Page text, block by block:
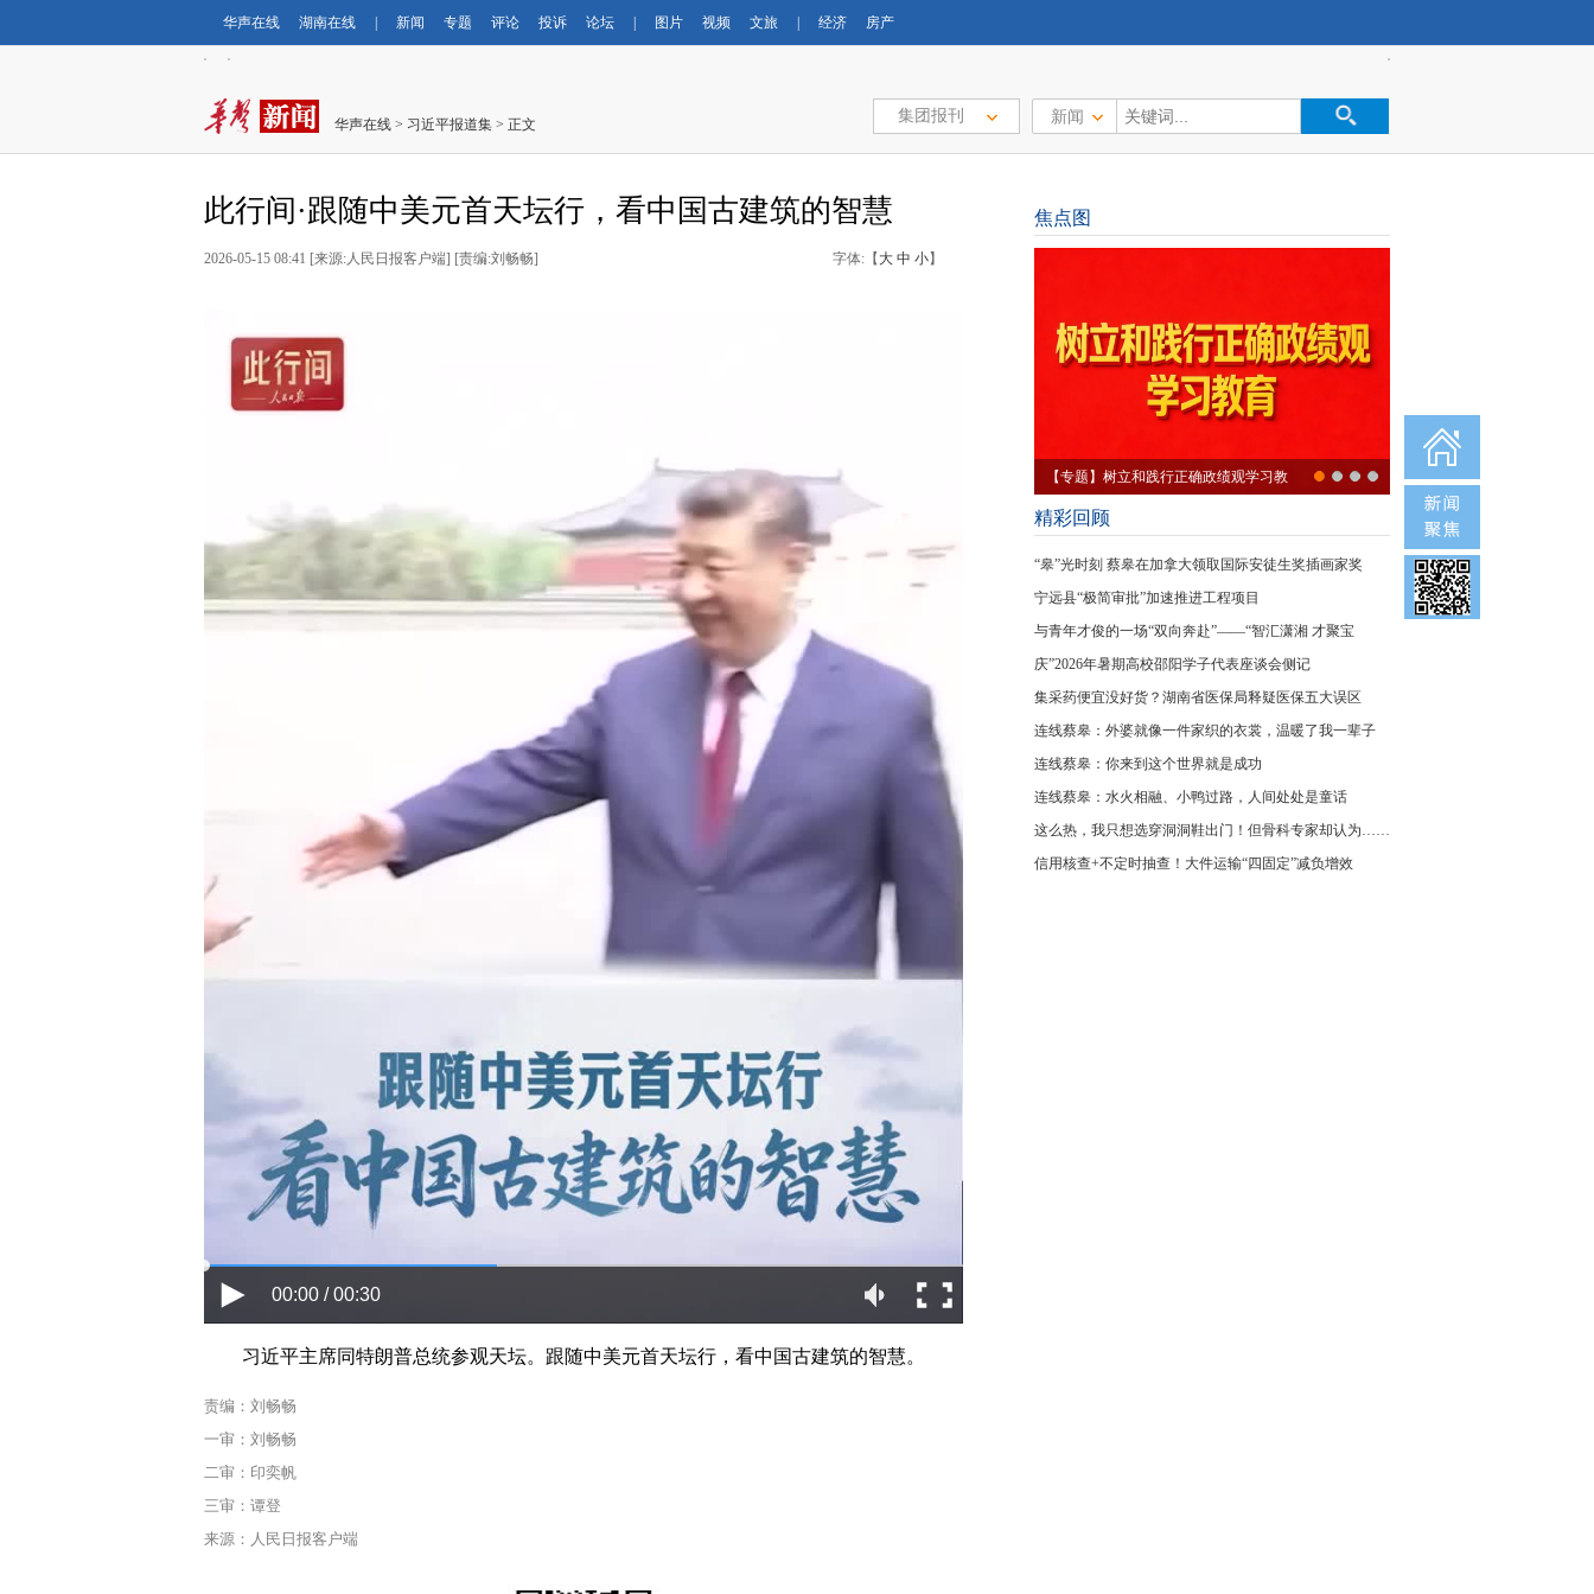
华声在线 湖南在线 新闻 专题 评论 投诉 论坛 图片 视频 文旅 经济 房产
华声在线 > 习近平报道集 > 正文 新闻
集团报刊
此行间·跟随中美元首天坛行，看中国古建筑的智慧
2026-05-15 08:41 [来源:人民日报客户端] [责编:刘畅畅] 字体:【 大 中 小】
00:00 / 00:30
习近平主席同特朗普总统参观天坛。跟随中美元首天坛行，看中国古建筑的智慧。
责编：刘畅畅
一审：刘畅畅
二审：印奕帆
三审：谭登
来源：人民日报客户端
焦点图
【专题】树立和践行正确政绩观学习教
育
精彩回顾
“皋”光时刻 蔡皋在加拿大领取国际安徒生奖插画家奖
宁远县“极简审批”加速推进工程项目
与青年才俊的一场“双向奔赴”——“智汇潇湘 才聚宝
庆”2026年暑期高校邵阳学子代表座谈会侧记
集采药便宜没好货？湖南省医保局释疑医保五大误区
连线蔡皋：外婆就像一件家织的衣裳，温暖了我一辈子
连线蔡皋：你来到这个世界就是成功
连线蔡皋：水火相融、小鸭过路，人间处处是童话
这么热，我只想选穿洞洞鞋出门！但骨科专家却认为……
信用核查+不定时抽查！大件运输“四固定”减负增效